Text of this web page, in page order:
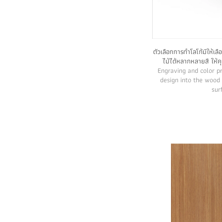
ตัวเลือกการทำโลโก้มีให้
ไม้ได้หลากหลายสี ให้
Engraving and color
design into the